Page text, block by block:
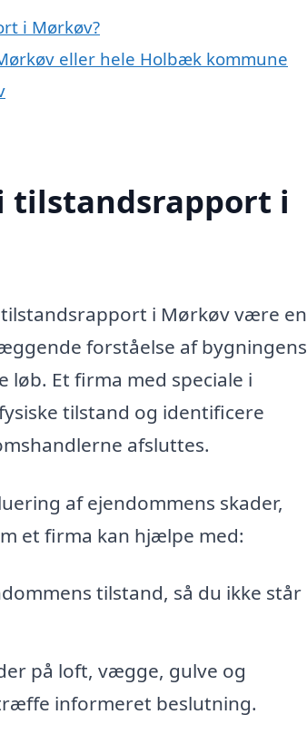
i Mørkøv?
eller hele Holbæk kommune
tilstandsrapport i
i Mørkøv være en
forståelse af bygningens
Et firma med speciale i
tilstand og identificere
afsluttes.
af ejendommens skader,
et firma kan hjælpe med:
tilstand, så du ikke står
på loft, vægge, gulve og
informeret beslutning.